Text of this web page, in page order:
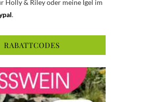
Holly & Riley oder meine Igel im
.
RABATTCODES